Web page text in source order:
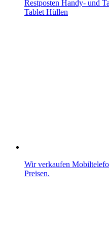
Restposten Handy- und
Tablet Hüllen
Wir verkaufen
Preisen.